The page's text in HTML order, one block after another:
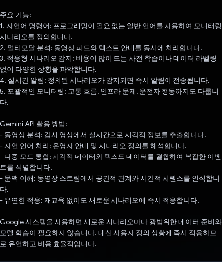
주요 기능:
1. 자연어 명령어: 프로그래밍이 필요 없는 일반 언어를 사용하여 모니터링
시나리오를 정의합니다.
2. 멀티모달 분석: 동영상 피드와 텍스트 안내를 동시에 처리합니다.
3. 적응형 시나리오 감지: 비용이 많이 드는 사전 학습이나 데이터 라벨링
없이 다양한 상황을 파악합니다.
4. 실시간 알림: 정의된 시나리오가 감지되면 즉시 알림이 전송됩니다.
5. 포괄적인 모니터링: 교통 흐름, 인프라 문제, 운전자 행동까지도 다룹니
다.
Gemini API 활용 방법:
- 동영상 분석: 감시 영상에서 실시간으로 시각적 정보를 추출합니다.
- 자연 언어 처리: 운영자 안내 및 시나리오 정의를 해석합니다.
- 다중 모드 통합: 시각적 데이터와 텍스트 데이터를 결합하여 복잡한 이벤
트를 식별합니다.
- 문맥 이해: 동영상 스트림에서 공간적 관계와 시간적 시퀀스를 인식합니
다.
- 유연한 적응: 재교육 없이도 새로운 시나리오에 즉시 적응합니다.
Google 시스템을 사용하면 새로운 시나리오마다 광범위한 데이터 준비와
모델 학습이 필요하지 않습니다. 대신 사용자 정의 상황에 즉시 적응하므
로 유연하고 비용 효율적입니다.